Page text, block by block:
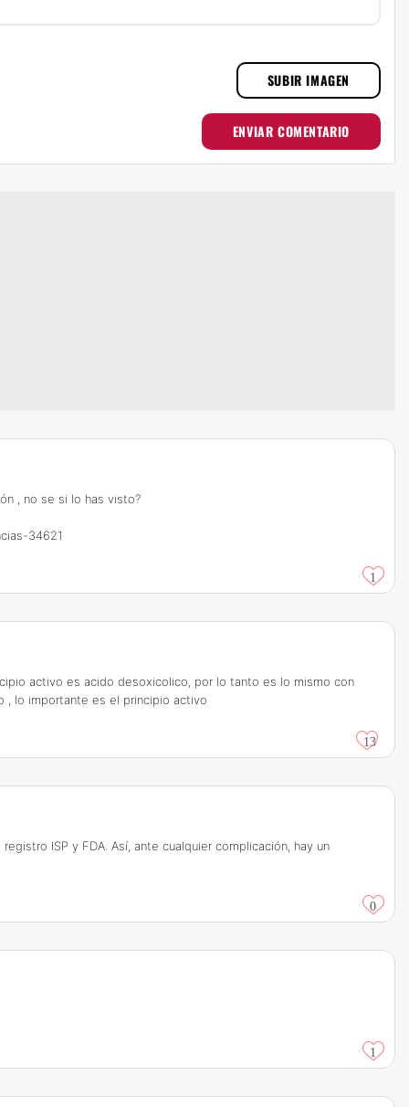
SUBIR IMAGEN
ENVIAR COMENTARIO
, no se si lo has visto?
34621
1
activo es acido desoxicolico, por lo tanto es lo mismo con
, lo importante es el principio activo
13
ISP y FDA. Así, ante cualquier complicación, hay un
0
1